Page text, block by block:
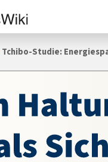
Tchibo-Studie: